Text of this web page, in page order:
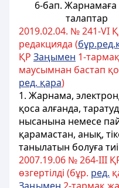
6-бап.
талаптар
2019.02.04. № 241-VІ
редакцияда (
ҚР Заңымен 1-
маусымнан бастап
ред. қара)
1. Жарнама,
қоса алғанда,
нысанына немесе
қарамастан, анық,
танылатын болуға
2007.19.06 № 264-III
өзгертілді (бұр. ред.